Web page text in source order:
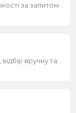
за запитом
вручну та